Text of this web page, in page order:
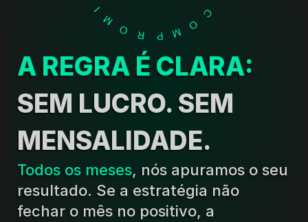
C
O
M
P
R
O
M
I
SEM LUCRO. SEM
MENSALIDADE.
Todos os meses, nós apuramos o seu
resultado. Se a estratégia não
fechar o mês no positivo, a